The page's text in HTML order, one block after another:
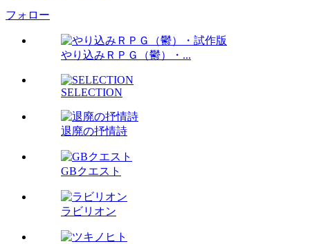
フォロー
やり込みＲＰＧ（鬱）・...
SELECTION
退廃の抒情詩
GBクエスト
ラビリオン